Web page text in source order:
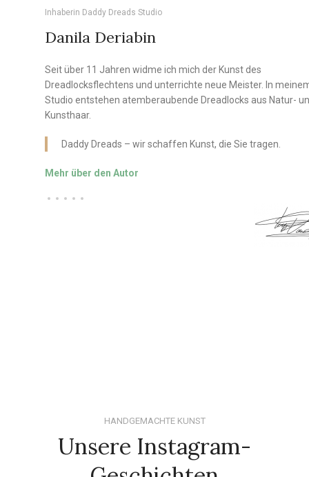
Inhaberin Daddy Dreads Studio
Danila Deriabin
Seit über 11 Jahren widme ich mich der Kunst des
Dreadlocksflechtens und unterrichte neue Meister. In
Studio entstehen atemberaubende Dreadlocks aus Natur-
Kunsthaar.
Daddy Dreads – wir schaffen Kunst, die Sie tragen.
Mehr über den Autor
HANDGEMACHTE KUNST
Unsere Instagram-